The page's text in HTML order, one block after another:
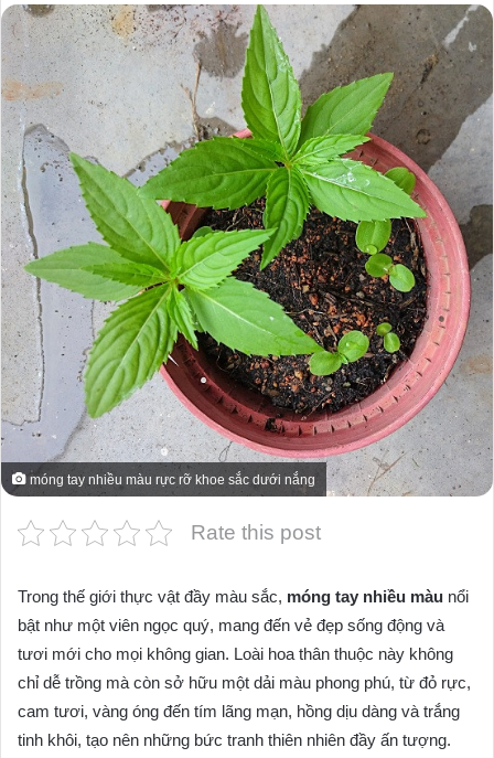
móng tay nhiều màu rực rỡ khoe sắc dưới nắng
Rate this post
Trong thế giới thực vật đầy màu sắc, móng tay nhiều màu nổi
bật như một viên ngọc quý, mang đến vẻ đẹp sống động và
tươi mới cho mọi không gian. Loài hoa thân thuộc này không
chỉ dễ trồng mà còn sở hữu một dải màu phong phú, từ đỏ rực,
cam tươi, vàng óng đến tím lãng mạn, hồng dịu dàng và trắng
tinh khôi, tạo nên những bức tranh thiên nhiên đầy ấn tượng.